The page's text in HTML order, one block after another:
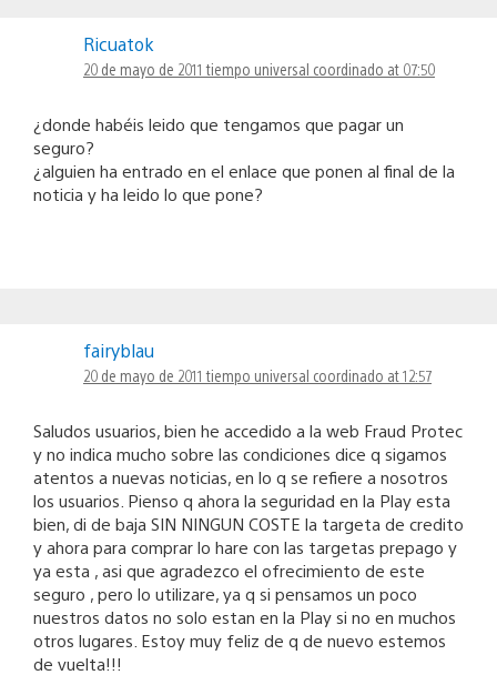
Ricuatok
20 de mayo de 2011 tiempo universal coordinado at 07:50
¿donde habéis leido que tengamos que pagar un
seguro?
¿alguien ha entrado en el enlace que ponen al final de la
noticia y ha leido lo que pone?
fairyblau
20 de mayo de 2011 tiempo universal coordinado at 12:57
Saludos usuarios, bien he accedido a la web Fraud Protec
y no indica mucho sobre las condiciones dice q sigamos
atentos a nuevas noticias, en lo q se refiere a nosotros
los usuarios. Pienso q ahora la seguridad en la Play esta
bien, di de baja SIN NINGUN COSTE la targeta de credito
y ahora para comprar lo hare con las targetas prepago y
ya esta , asi que agradezco el ofrecimiento de este
seguro , pero lo utilizare, ya q si pensamos un poco
nuestros datos no solo estan en la Play si no en muchos
otros lugares. Estoy muy feliz de q de nuevo estemos
de vuelta!!!